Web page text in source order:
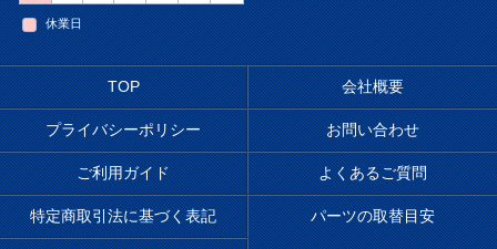
休業日
TOP 会社概要
プライバシーポリシー お問い合わせ
ご利用ガイド よくあるご質問
特定商取引法に基づく表記 パーツの取替目安